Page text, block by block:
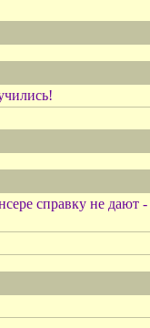
справку не дают